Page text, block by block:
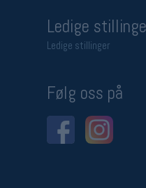
Ledige
Ledige stillinger
Følg oss på